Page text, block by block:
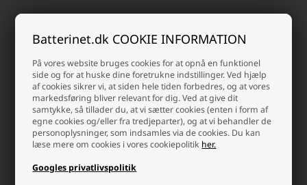
Batterinet.dk COOKIE INFORMATION
På vores website bruges cookies for at opnå en funktionel
side og for at huske dine foretrukne indstillinger. Ved hjælp
af cookies sikrer vi, at siden hele tiden forbedres, og at vores
markedsføring bliver relevant for dig. Ved at give dit
samtykke, så tillader du, at vi sætter cookies (enten i form af
egne cookies og/eller fra tredjeparter), og at vi behandler de
personoplysninger, som indsamles via de cookies. Du kan
læse mere om cookies i vores cookiepolitik her.
Googles privatlivspolitik
E&J 25,6 V 100Ah Lithium Batteri
(Bluetooth + HEAT)
E&J 25,6 V 60Ah Lithium Batteri